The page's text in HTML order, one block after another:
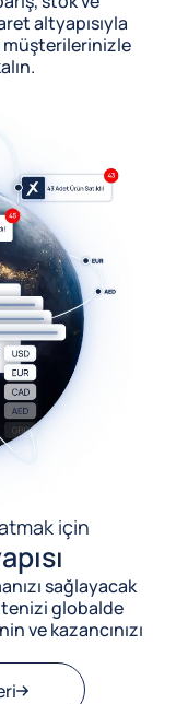
altyapısıyla
müşterilerinizle
için
sağlayacak
globalde
ve kazancınızı